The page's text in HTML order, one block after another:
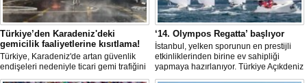
Türkiye’den Karadeniz'deki
gemicilik faaliyetlerine kısıtlama!
Türkiye, Karadeniz'de artan güvenlik
endişeleri nedeniyle ticari gemi trafiğini
kısıtlamaya başladı. Bu durum,
‘14. Olympos Regatta’ başlıyor
İstanbul, yelken sporunun en prestijli
etkinliklerinden birine ev sahipliği
yapmaya hazırlanıyor. Türkiye Açıkdeniz
Yarış Kulübü (TAYK), Türkiye Yelken